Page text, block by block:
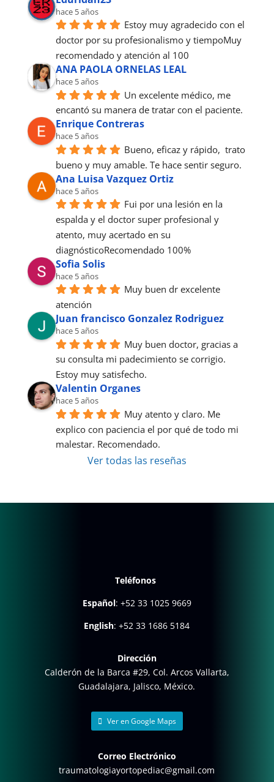
hace 5 años
Estoy muy agradecido con el
doctor por su profesionalismo y tiempoMuy
recomendado y atención al 100
ANA PAOLA ORNELAS LEAL
hace 5 años
Un excelente médico, me
encantó su manera de tratar con el paciente.
Enrique Contreras
hace 5 años
Bueno, eficaz y rápido,  trato
bueno y muy amable. Te hace sentir seguro.
Ana Luisa Vazquez Ortiz
hace 5 años
Fui por una lesión en la
espalda y el doctor super profesional y
atento, muy acertado en su
diagnósticoRecomendado 100%
Sofia Solis
hace 5 años
Muy buen dr excelente
atención
Juan francisco Gonzalez Rodriguez
hace 5 años
Muy buen doctor, gracias a
su consulta mi padecimiento se corrigio.
Estoy muy satisfecho.
Valentin Organes
hace 5 años
Muy atento y claro. Me
explico con paciencia el por qué de todo mi
malestar. Recomendado.
Ver todas las reseñas
Teléfonos
Español: +52 33 1025 9669
English:+52 33 1686 5184
Dirección
Calderón de la Barca #29, Col. Arcos Vallarta,
Guadalajara, Jalisco, México.
Ver en Google Maps
Correo Electrónico
traumatologiayortopediac@gmail.com